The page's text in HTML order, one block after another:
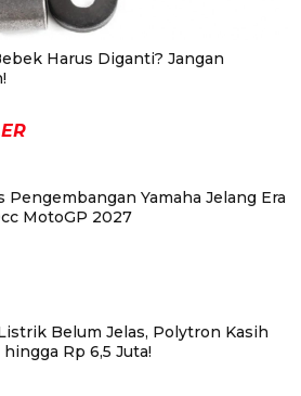
Harus Diganti? Jangan
Pengembangan Yamaha Jelang Era
MotoGP 2027
Belum Jelas, Polytron Kasih
Rp 6,5 Juta!